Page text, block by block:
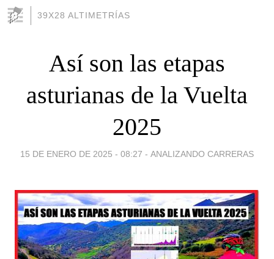
39X28 ALTIMETRÍAS
Así son las etapas
asturianas de la Vuelta
2025
15 DE ENERO DE 2025 - 08:27 - ANALIZANDO CARRERAS